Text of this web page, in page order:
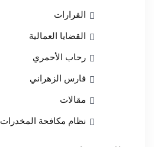
القرارات
القضايا العمالية
رحاب الأحمري
فارس الزهراني
مقالات
نظام مكافحة المخدرات